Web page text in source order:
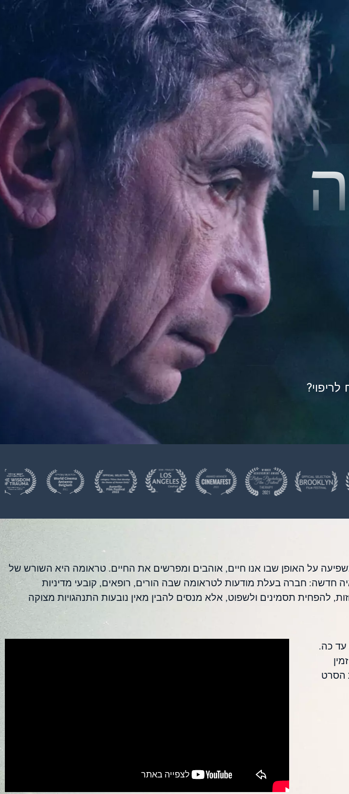
על האופן שבו אנו חיים, אוהבים ומפרשים את החיים. טראומה היא השורש של
חדשה: חברה בעלת מודעות לטראומה שבה הורים, רופאים, קובעי מדיניות
להפחית תסמינים ולשפוט, אלא מנסים להבין מאין נובעות התנהגויות מצוקה
בסרט עד כה.
הסרט